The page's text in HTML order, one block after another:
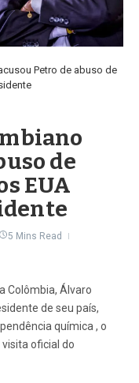
Petro de abuso de
de
EUA
5 Mins Read
Colômbia, Álvaro
de seu país,
química , o
oficial do